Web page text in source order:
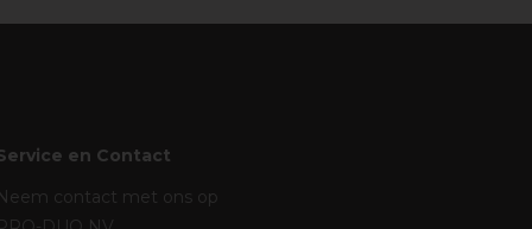
en Contact
contact met ons op